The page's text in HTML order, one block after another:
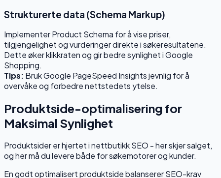
Strukturerte data (Schema Markup)
Implementer Product Schema for å vise priser,
tilgjengelighet og vurderinger direkte i søkeresultatene.
Dette øker klikkraten og gir bedre synlighet i Google
Shopping.
Tips: Bruk Google PageSpeed Insights jevnlig for å
overvåke og forbedre nettstedets ytelse.
Produktside-optimalisering for
Maksimal Synlighet
Produktsider er hjertet i nettbutikk SEO - her skjer salget,
og her må du levere både for søkemotorer og kunder.
En godt optimalisert produktside balanserer SEO-krav